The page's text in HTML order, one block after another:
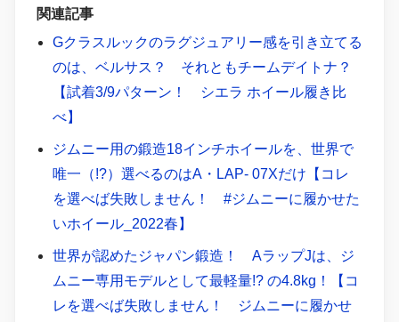
関連記事
Gクラスルックのラグジュアリー感を引き立てる
のは、ベルサス？ それともチームデイトナ？
【試着3/9パターン！ シエラ ホイール履き比
べ】
ジムニー用の鍛造18インチホイールを、世界で
唯一（!?）選べるのはA・LAP- 07Xだけ【コレ
を選べば失敗しません！ #ジムニーに履かせた
いホイール_2022春】
世界が認めたジャパン鍛造！ AラップJは、ジ
ムニー専用モデルとして最軽量!? の4.8kg！【コ
レを選べば失敗しません！ ジムニーに履かせ